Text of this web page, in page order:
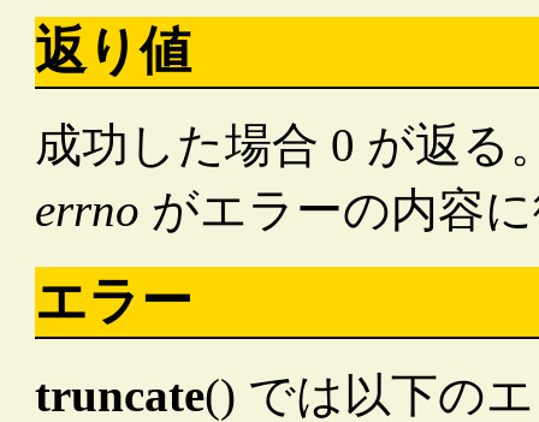
返り値
成功した場合 0 が返る
errno がエラーの内容
エラー
truncate() では以下の